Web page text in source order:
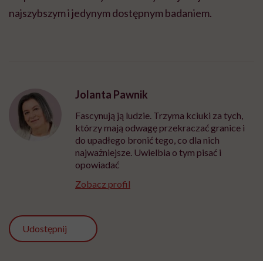
najszybszym i jedynym dostępnym badaniem.
Jolanta Pawnik
Fascynują ją ludzie. Trzyma kciuki za tych,
którzy mają odwagę przekraczać granice i
do upadłego bronić tego, co dla nich
najważniejsze. Uwielbia o tym pisać i
opowiadać
Zobacz profil
Udostępnij